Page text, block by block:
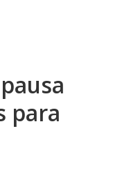
para